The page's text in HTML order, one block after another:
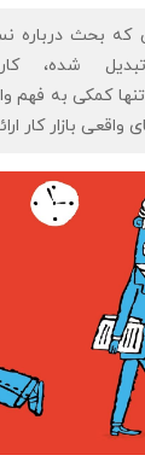
شده،
کمکی به فهم
بازار کار